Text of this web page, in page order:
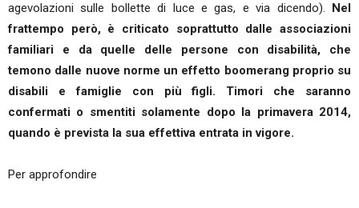
agevolazioni sulle bollette di luce e gas, e via dicendo). Nel
frattempo però, è criticato soprattutto dalle associazioni
familiari e da quelle delle persone con disabilità, che
temono dalle nuove norme un effetto boomerang proprio su
disabili e famiglie con più figli. Timori che saranno
confermati o smentiti solamente dopo la primavera 2014,
quando è prevista la sua effettiva entrata in vigore.
Per approfondire